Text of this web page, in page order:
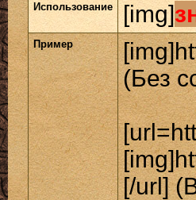
Использование [img]
Пример
(Без
[/url]